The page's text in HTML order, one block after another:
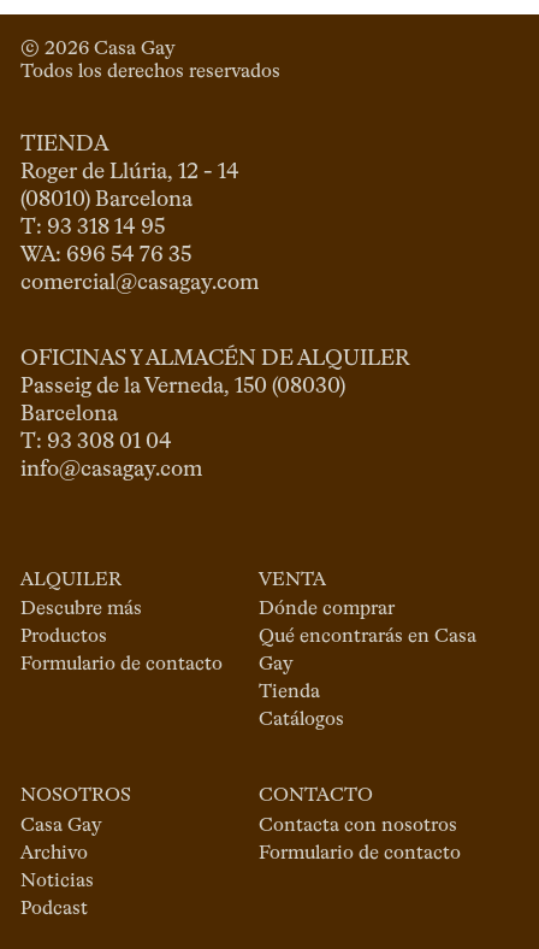
© 2026 Casa Gay
Todos los derechos reservados
TIENDA
Roger de Llúria, 12 - 14
(08010) Barcelona
T: 93 318 14 95
comercial@casagay.com
OFICINAS Y ALMACÉN DE ALQUILER
Passeig de la Verneda, 150 (08030)
Barcelona
info@casagay.com
ALQUILER
Descubre más
Productos
Formulario de contacto
VENTA
Dónde comprar
Qué encontrarás en Casa
Gay
Tienda
Catálogos
NOSOTROS
Casa Gay
Archivo
Noticias
Podcast
CONTACTO
Contacta con nosotros
Formulario de contacto